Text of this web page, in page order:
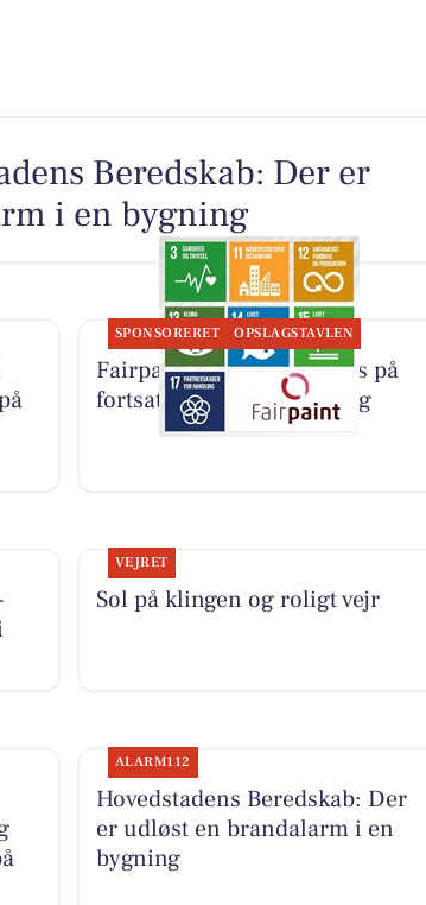
Beredskab: Der er
i en bygning
SPONSORERET OPSLAGSTAVLEN
Fairpaint ApS sætter fokus på
fortsat brug af plastmaling
VEJRET
Sol på klingen og roligt vejr
ALARM112
Hovedstadens Beredskab: Der
er udløst en brandalarm i en
bygning